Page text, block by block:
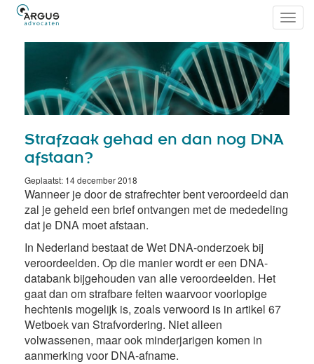
Strafzaak gehad en dan nog DNA
afstaan?
Geplaatst: 14 december 2018
Wanneer je door de strafrechter bent veroordeeld dan
zal je geheid een brief ontvangen met de mededeling
dat je DNA moet afstaan.
In Nederland bestaat de Wet DNA-onderzoek bij
veroordeelden. Op die manier wordt er een DNA-
databank bijgehouden van alle veroordeelden. Het
gaat dan om strafbare feiten waarvoor voorlopige
hechtenis mogelijk is, zoals verwoord is in artikel 67
Wetboek van Strafvordering. Niet alleen
volwassenen, maar ook minderjarigen komen in
aanmerking voor DNA-afname.